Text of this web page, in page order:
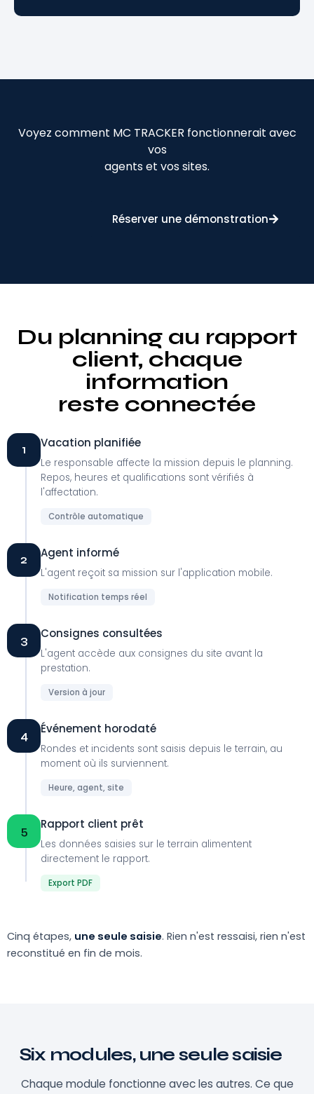
Voyez comment MC TRACKER fonctionnerait avec
vos
agents et vos sites.
Réserver une démonstration
Du planning au rapport
client, chaque
information
reste connectée
1 Vacation planifiée
Le responsable affecte la mission depuis le planning.
Repos, heures et qualifications sont vérifiés à
l'affectation.
Contrôle automatique
2 Agent informé
L'agent reçoit sa mission sur l'application mobile.
Notification temps réel
3 Consignes consultées
L'agent accède aux consignes du site avant la
prestation.
Version à jour
4 Événement horodaté
Rondes et incidents sont saisis depuis le terrain, au
moment où ils surviennent.
Heure, agent, site
5 Rapport client prêt
Les données saisies sur le terrain alimentent
directement le rapport.
Export PDF
Cinq étapes, une seule saisie. Rien n'est ressaisi, rien n'est
reconstitué en fin de mois.
Six modules, une seule saisie
Chaque module fonctionne avec les autres. Ce que